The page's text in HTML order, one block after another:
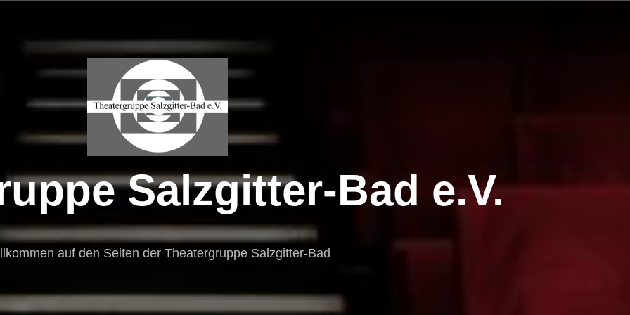
Salzgitter-Bad e.V.
auf den Seiten der Theatergruppe Salzgitter-Bad